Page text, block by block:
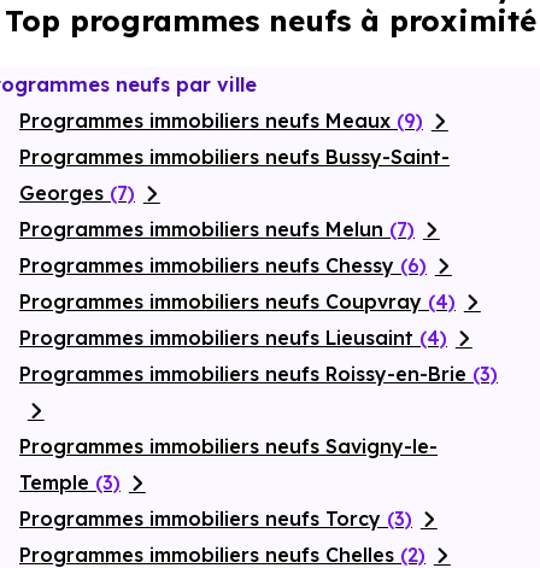
canal, véritable atout au quotidien. Enfin, la résidence
propose un parkingprivé sécurisé, un local à vélosen sous-
sereine et fonctionnelle à Villenoy.
Top programmes neufs à proximité
neufs par ville
Programmes immobiliers neufs Meaux (9)
Programmes immobiliers neufs Bussy-Saint-
Georges (7)
Programmes immobiliers neufs Melun (7)
Programmes immobiliers neufs Chessy (6)
Programmes immobiliers neufs Coupvray (4)
Programmes immobiliers neufs Lieusaint (4)
Programmes immobiliers neufs Roissy-en-Brie (3)
Programmes immobiliers neufs Savigny-le-
Temple (3)
Programmes immobiliers neufs Torcy (3)
Programmes immobiliers neufs Chelles (2)